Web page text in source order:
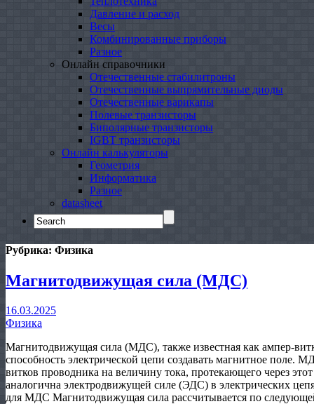
Давление и расход
Весы
Комбинированные приборы
Разное
Онлайн справочники
Отечественные стабилитроны
Отечественные выпрямительные диоды
Отечественные варикапы
Полевые транзисторы
Биполярные транзисторы
IGBT транзисторы
Онлайн калькуляторы
Геометрия
Информатика
Разное
datasheet
Search
for:
Рубрика: Физика
Магнитодвижущая сила (МДС)
16.03.2025
Физика
Магнитодвижущая сила (МДС), также известная как ампер-
способность электрической цепи создавать магнитное поле.
витков проводника на величину тока, протекающего через
аналогична электродвижущей силе (ЭДС) в электрических
для МДС Магнитодвижущая сила рассчитывается по